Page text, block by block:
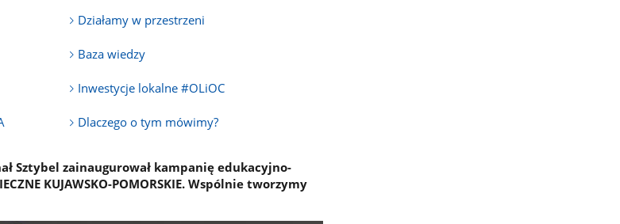
Działamy w przestrzeni
Baza wiedzy
Inwestycje lokalne #OLiOC
Dlaczego o tym mówimy?
Sztybel zainaugurował kampanię edukacyjno-
KUJAWSKO-POMORSKIE. Wspólnie tworzymy